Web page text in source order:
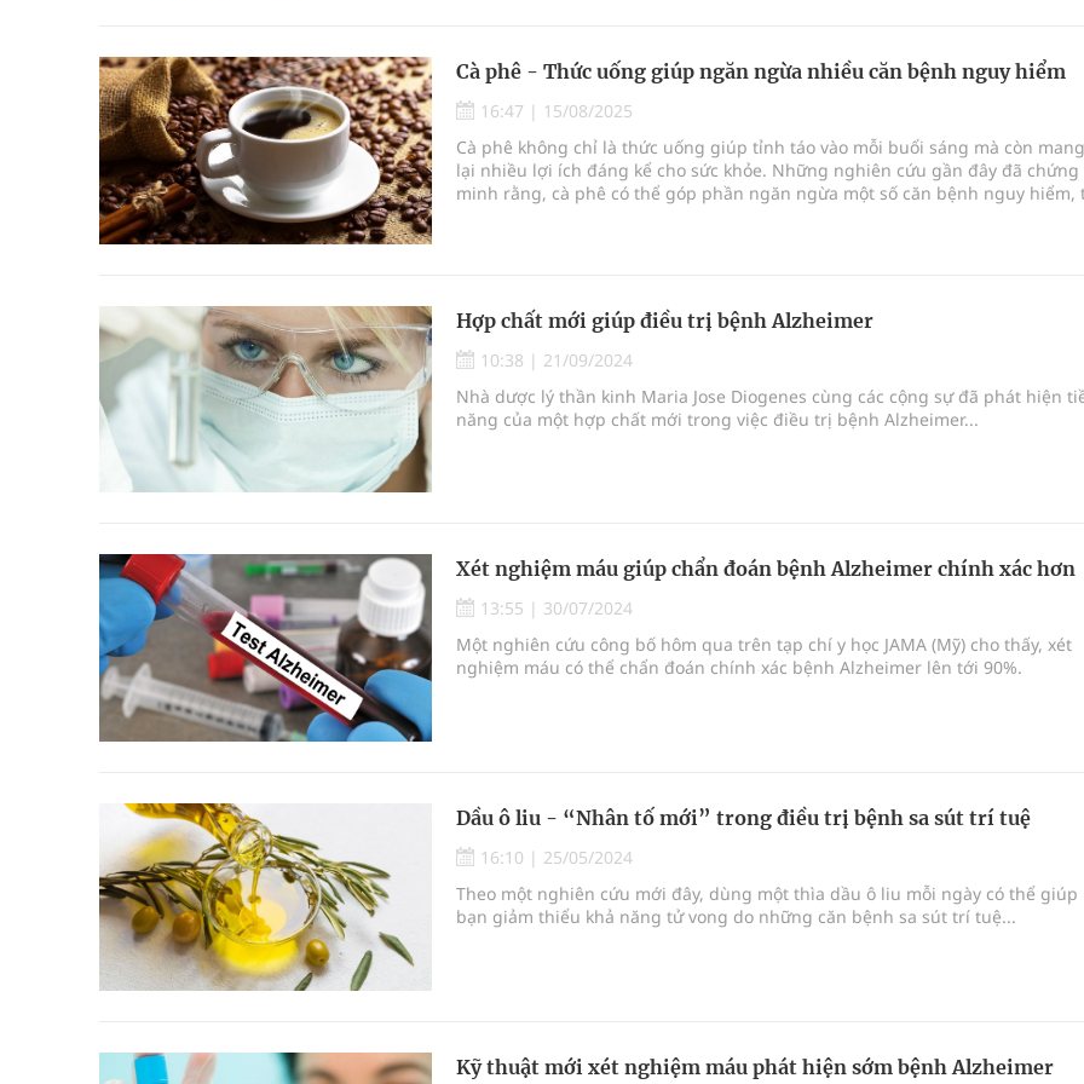
Cà phê - Thức uống giúp ngăn ngừa nhiều căn bệnh nguy hiểm
16:47 | 15/08/2025
Cà phê không chỉ là thức uống giúp tỉnh táo vào mỗi buổi sáng mà còn mang
lại nhiều lợi ích đáng kể cho sức khỏe. Những nghiên cứu gần đây đã chứng
minh rằng, cà phê có thể góp phần ngăn ngừa một số căn bệnh nguy hiểm,
Hợp chất mới giúp điều trị bệnh Alzheimer
10:38 | 21/09/2024
Nhà dược lý thần kinh Maria Jose Diogenes cùng các cộng sự đã phát hiện
năng của một hợp chất mới trong việc điều trị bệnh Alzheimer...
Xét nghiệm máu giúp chẩn đoán bệnh Alzheimer chính xác hơn
13:55 | 30/07/2024
Một nghiên cứu công bố hôm qua trên tạp chí y học JAMA (Mỹ) cho thấy, xét
nghiệm máu có thể chẩn đoán chính xác bệnh Alzheimer lên tới 90%.
Dầu ô liu - “Nhân tố mới” trong điều trị bệnh sa sút trí tuệ
16:10 | 25/05/2024
Theo một nghiên cứu mới đây, dùng một thìa dầu ô liu mỗi ngày có thể giúp
bạn giảm thiểu khả năng tử vong do những căn bệnh sa sút trí tuệ...
Kỹ thuật mới xét nghiệm máu phát hiện sớm bệnh Alzheimer